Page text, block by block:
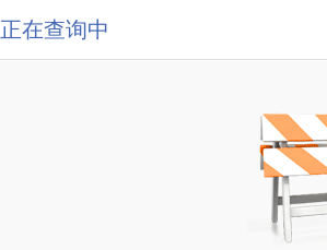
正在查询中